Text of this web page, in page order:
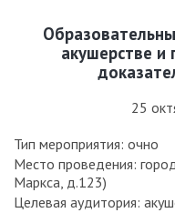
акушерстве и
25
Тип мероприятия: очно
Место проведения:
Маркса, д.123)
Целевая аудитория: